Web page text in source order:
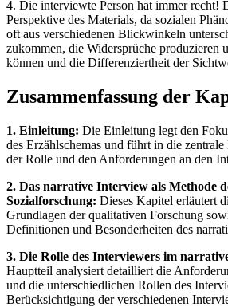
4. Die interviewte Person hat immer recht!
Perspektive des Materials, da sozialen
oft aus verschiedenen Blickwinkeln
zukommen, die Widersprüche produzieren
können und die Differenziertheit der
Zusammenfassung der
1. Einleitung: Die Einleitung legt den
des Erzählschemas und führt in die zentrale
der Rolle und den Anforderungen an den
2. Das narrative Interview als Methode
Sozialforschung: Dieses Kapitel erläutert
Grundlagen der qualitativen Forschung
Definitionen und Besonderheiten des
3. Die Rolle des Interviewers im
Hauptteil analysiert detailliert die
und die unterschiedlichen Rollen des
Berücksichtigung der verschiedenen